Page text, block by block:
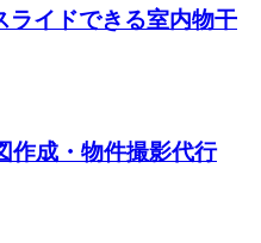
ライドできる室内物干
作成・物件撮影代行